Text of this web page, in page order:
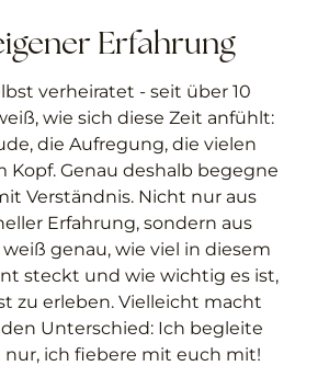
Erfahrung
verheiratet - seit über 10
wie sich diese Zeit anfühlt:
die Aufregung, die vielen
Kopf. Genau deshalb begegne
Verständnis. Nicht nur aus
Erfahrung, sondern aus
genau, wie viel in diesem
steckt und wie wichtig es ist,
zu erleben. Vielleicht macht
Unterschied: Ich begleite
ich fiebere mit euch mit!